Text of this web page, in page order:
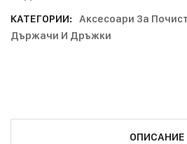
КАТЕГОРИИ:
Аксесоари За
Държачи И Дръжки
ОПИСАНИЕ